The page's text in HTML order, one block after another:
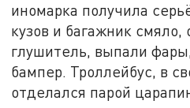
иномарка получила
кузов и багажник смяло,
глушитель, выпали
бампер. Троллейбус, в
отделался парой